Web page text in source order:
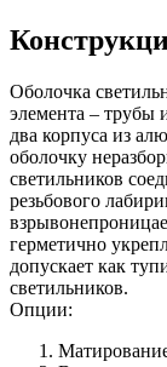
Оболочка
элемента – трубы
два корпуса из
оболочку
светильников
резьбового
герметично
допускает как
светильников.
Опции: